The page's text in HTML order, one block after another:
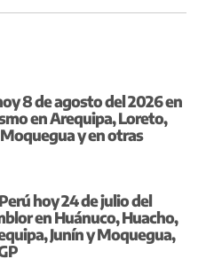
8 de agosto del 2026 en
en Arequipa, Loreto,
y en otras
hoy 24 de julio del
en Huánuco, Huacho,
Junín y Moquegua,